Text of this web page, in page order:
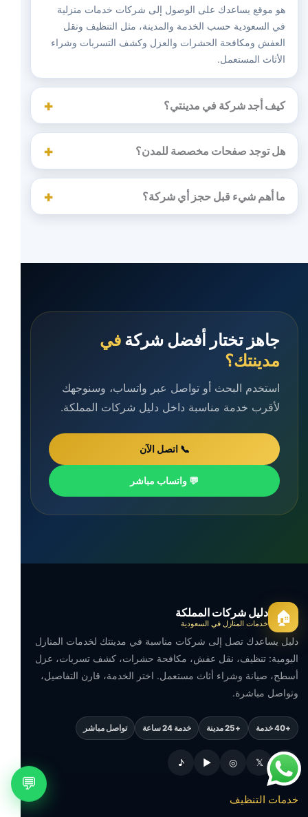
💬
هو موقع يساعدك على الوصول إلى شركات خدمات منزلية
في السعودية حسب الخدمة والمدينة، مثل التنظيف ونقل
العفش ومكافحة الحشرات والعزل وكشف التسربات وشراء
الأثاث المستعمل.
كيف أجد شركة في مدينتي؟
هل توجد صفحات مخصصة للمدن؟
ما أهم شيء قبل حجز أي شركة؟
جاهز تختار أفضل شركة في
مدينتك؟
استخدم البحث أو تواصل عبر واتساب، وسنوجهك
لأقرب خدمة مناسبة داخل دليل شركات المملكة.
📞 اتصل الآن
💬 واتساب مباشر
🏠 دليل شركات المملكة
خدمات المنازل في السعودية
دليل يساعدك تصل إلى شركات مناسبة في مدينتك لخدمات المنازل
اليومية: تنظيف، نقل عفش، مكافحة حشرات، كشف تسربات، عزل
أسطح، صيانة وشراء أثاث مستعمل. اختر الخدمة، قارن التفاصيل،
وتواصل مباشرة.
+40 خدمة +25 مدينة خدمة 24 ساعة تواصل مباشر
𝕏
◎
▶
♪
خدمات التنظيف